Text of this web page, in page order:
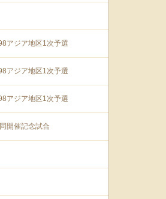
アジア地区1次予選
アジア地区1次予選
アジア地区1次予選
開催記念試合